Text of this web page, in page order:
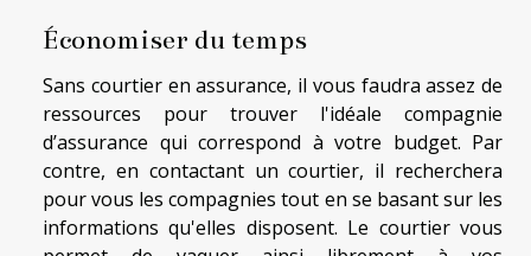
Économiser du temps
Sans courtier en assurance, il vous faudra assez de
ressources pour trouver l'idéale compagnie
d’assurance qui correspond à votre budget. Par
contre, en contactant un courtier, il recherchera
pour vous les compagnies tout en se basant sur les
informations qu'elles disposent. Le courtier vous